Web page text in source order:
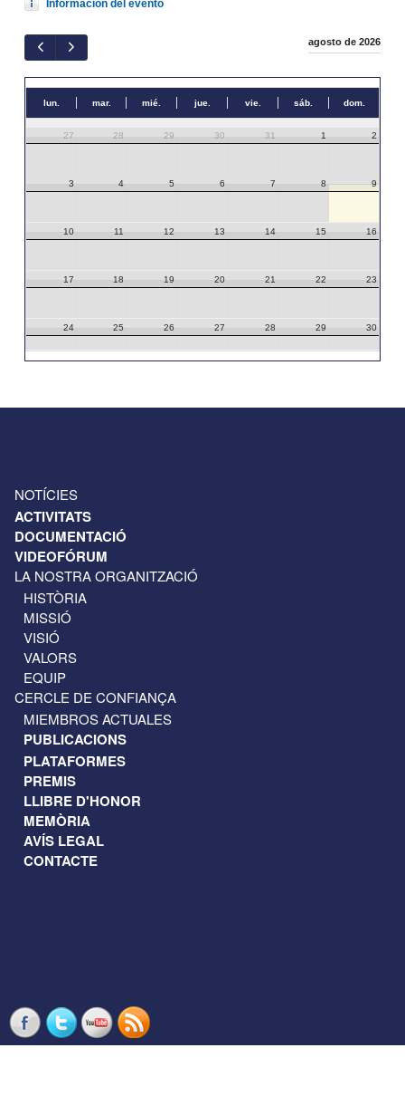
Información del evento
agosto de 2026
lun. mar. mié. jue. vie. sáb. dom.
27 28 29 30 31 1 2
3 4 5 6 7 8 9
10 11 12 13 14 15 16
17 18 19 20 21 22 23
24 25 26 27 28 29 30
NOTÍCIES
ACTIVITATS
DOCUMENTACIÓ
VIDEOFÓRUM
LA NOSTRA ORGANITZACIÓ
HISTÒRIA
MISSIÓ
VISIÓ
VALORS
EQUIP
CERCLE DE CONFIANÇA
MIEMBROS ACTUALES
PUBLICACIONS
PLATAFORMES
PREMIS
LLIBRE D'HONOR
MEMÒRIA
AVÍS LEGAL
CONTACTE